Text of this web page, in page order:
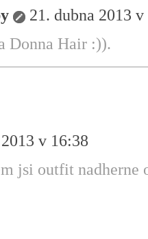
21. dubna 2013
Donna Hair :)).
v 16:38
jsi outfit nadherne